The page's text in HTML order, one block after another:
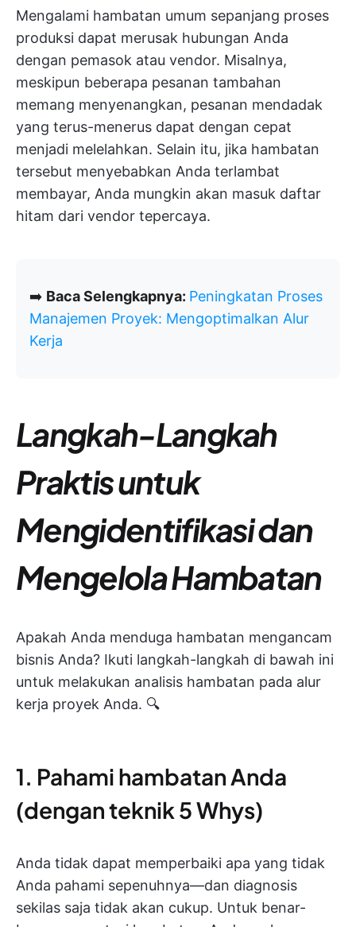
Mengalami hambatan umum sepanjang proses
produksi dapat merusak hubungan Anda
dengan pemasok atau vendor. Misalnya,
meskipun beberapa pesanan tambahan
memang menyenangkan, pesanan mendadak
yang terus-menerus dapat dengan cepat
menjadi melelahkan. Selain itu, jika hambatan
tersebut menyebabkan Anda terlambat
membayar, Anda mungkin akan masuk daftar
hitam dari vendor tepercaya.
➡️ Baca Selengkapnya: Peningkatan Proses
Manajemen Proyek: Mengoptimalkan Alur
Kerja
Langkah-Langkah
Praktis untuk
Mengidentifikasi dan
Mengelola Hambatan
Apakah Anda menduga hambatan mengancam
bisnis Anda? Ikuti langkah-langkah di bawah ini
untuk melakukan analisis hambatan pada alur
kerja proyek Anda. 🔍
1. Pahami hambatan Anda
(dengan teknik 5 Whys)
Anda tidak dapat memperbaiki apa yang tidak
Anda pahami sepenuhnya—dan diagnosis
sekilas saja tidak akan cukup. Untuk benar-